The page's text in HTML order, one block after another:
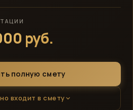
руб.
полную смету
входит в смету